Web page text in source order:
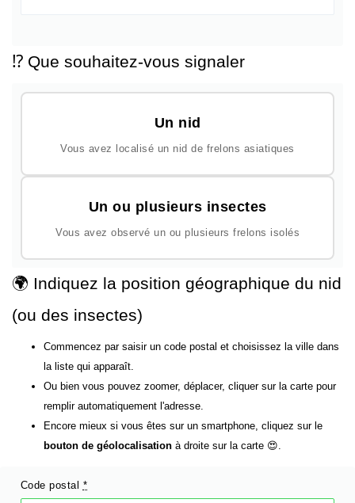
⁉️ Que souhaitez-vous signaler
Un nid
Vous avez localisé un nid de frelons asiatiques
Un ou plusieurs insectes
Vous avez observé un ou plusieurs frelons isolés
🌍 Indiquez la position géographique du nid
(ou des insectes)
Commencez par saisir un code postal et choisissez la ville dans
la liste qui apparaît.
Ou bien vous pouvez zoomer, déplacer, cliquer sur la carte pour
remplir automatiquement l'adresse.
Encore mieux si vous êtes sur un smartphone, cliquez sur le
bouton de géolocalisation à droite sur la carte 😍.
Code postal *